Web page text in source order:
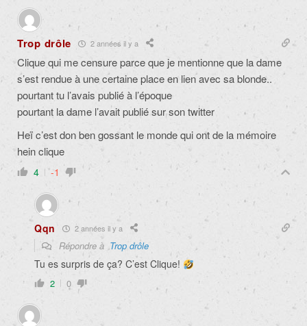
Trop drôle 2 années il y a
Clique qui me censure parce que je mentionne que la dame
s’est rendue à une certaine place en lien avec sa blonde..
pourtant tu l’avais publié à l’époque
pourtant la dame l’avait publié sur son twitter
Heï c’est don ben gossant le monde qui ont de la mémoire
hein clique
4 -1
Qqn 2 années il y a
Répondre àTrop drôle
Tu es surpris de ça? C’est Clique!
2 0